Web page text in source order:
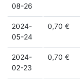
08-26
2024-
05-24
0,70 €
2024-
02-23
0,70 €